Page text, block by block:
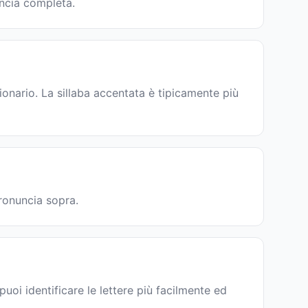
completa.
La sillaba accentata è tipicamente più
sopra.
identificare le lettere più facilmente ed